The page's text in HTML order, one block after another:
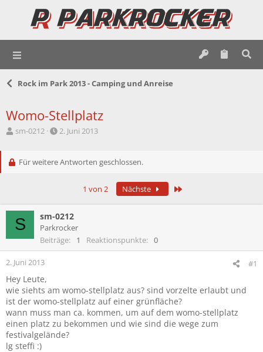
Rock im Park 2013 - Camping und Anreise
Womo-Stellplatz
E
t
sm-0212
E
t
a
m
2. Juni 2013
Für weitere Antworten geschlossen.
1 von 2 Nächste
S sm-0212
Parkrocker
Beiträge
1 Reaktionspunkte 0
2. Juni 2013 #1
Hey Leute,
wie siehts am womo-stellplatz aus? sind vorzelte erlaubt und
ist der womo-stellplatz auf einer grünfläche?
wann muss man ca. kommen, um auf dem womo-stellplatz
einen platz zu bekommen und wie sind die wege zum
festivalgelände?
lg steffi :)